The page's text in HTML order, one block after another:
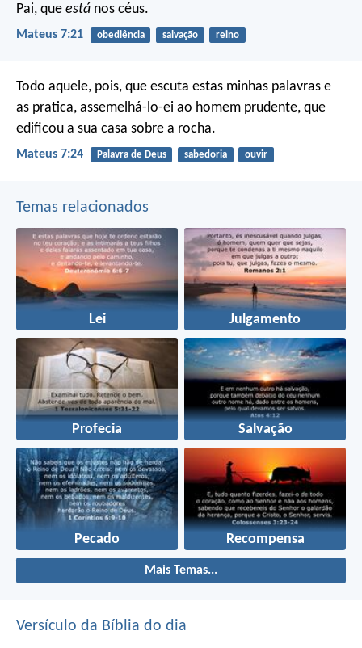
Pai, que está nos céus.
Mateus 7:21 obediência salvação reino
Todo aquele, pois, que escuta estas minhas palavras e
as pratica, assemelhá-lo-ei ao homem prudente, que
edificou a sua casa sobre a rocha.
Mateus 7:24 Palavra de Deus sabedoria ouvir
Temas relacionados
Lei Julgamento
Profecia Salvação
Pecado Recompensa
Mais Temas...
Versículo da Bíblia do dia